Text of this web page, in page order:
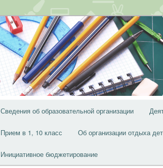
Сведения об образовательной организации
Прием в 1, 10 класс Об организации отдыха
Инициативное бюджетирование